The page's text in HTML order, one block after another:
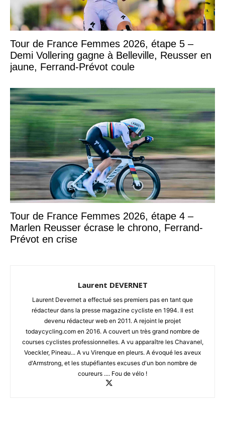
Tour de France Femmes 2026, étape 5 –
Demi Vollering gagne à Belleville, Reusser en
jaune, Ferrand-Prévot coule
Tour de France Femmes 2026, étape 4 –
Marlen Reusser écrase le chrono, Ferrand-
Prévot en crise
Laurent DEVERNET
Laurent Devernet a effectué ses premiers pas en tant que
rédacteur dans la presse magazine cycliste en 1994. Il est
devenu rédacteur web en 2011. A rejoint le projet
todaycycling.com en 2016. A couvert un très grand nombre de
courses cyclistes professionnelles. A vu apparaître les Chavanel,
Voeckler, Pineau... A vu Virenque en pleurs. A évoqué les aveux
d'Armstrong, et les stupéfiantes excuses d'un bon nombre de
coureurs .... Fou de vélo !